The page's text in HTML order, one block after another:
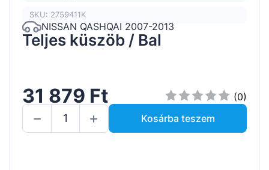
SKU: 2759411K
NISSAN QASHQAI 2007-2013
Teljes küszöb / Bal
31 879 Ft
(0)
Kosárba teszem